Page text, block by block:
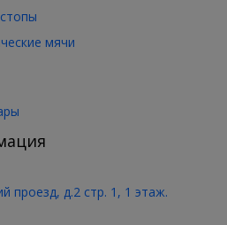
мячи
проезд, д.2 стр. 1, 1 этаж.